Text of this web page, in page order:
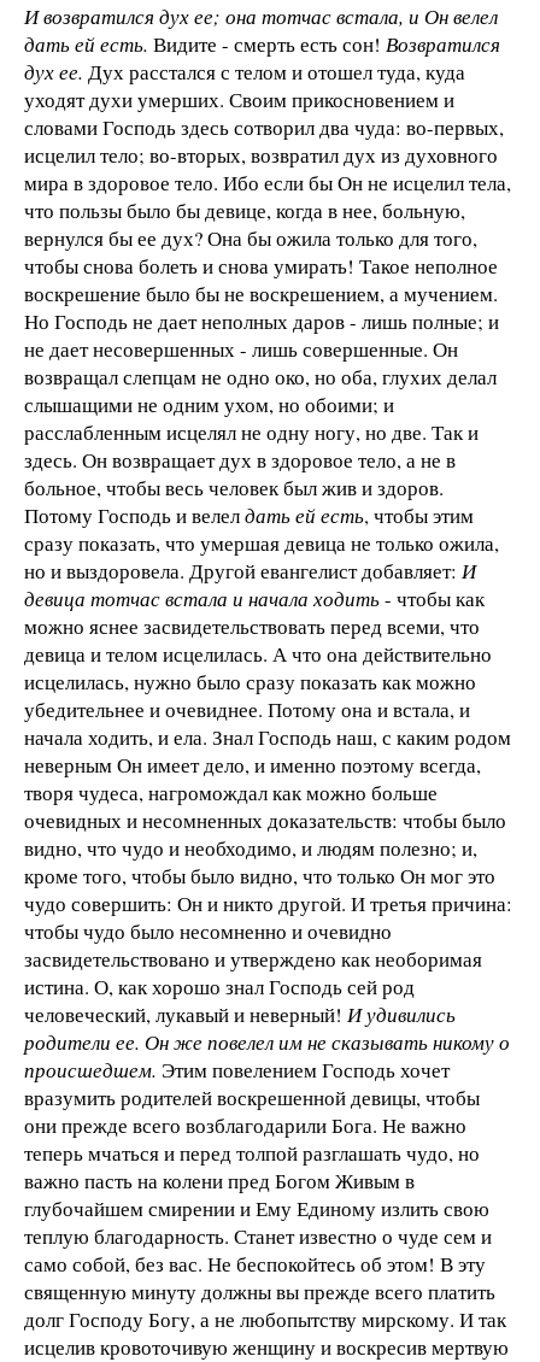
И возвратился дух ее; она тотчас встала, и Он велел
дать ей есть. Видите - смерть есть сон! Возвратился
дух ее. Дух расстался с телом и отошел туда, куда
уходят духи умерших. Своим прикосновением и
словами Господь здесь сотворил два чуда: во-первых,
исцелил тело; во-вторых, возвратил дух из духовного
мира в здоровое тело. Ибо если бы Он не исцелил тела,
что пользы было бы девице, когда в нее, больную,
вернулся бы ее дух? Она бы ожила только для того,
чтобы снова болеть и снова умирать! Такое неполное
воскрешение было бы не воскрешением, а мучением.
Но Господь не дает неполных даров - лишь полные; и
не дает несовершенных - лишь совершенные. Он
возвращал слепцам не одно око, но оба, глухих делал
слышащими не одним ухом, но обоими; и
расслабленным исцелял не одну ногу, но две. Так и
здесь. Он возвращает дух в здоровое тело, а не в
больное, чтобы весь человек был жив и здоров.
Потому Господь и велелдать ей есть, чтобы этим
сразу показать, что умершая девица не только ожила,
но и выздоровела. Другой евангелист добавляет: И
девица тотчас встала и начала ходить- чтобы как
можно яснее засвидетельствовать перед всеми, что
девица и телом исцелилась. А что она действительно
исцелилась, нужно было сразу показать как можно
убедительнее и очевиднее. Потому она и встала, и
начала ходить, и ела. Знал Господь наш, с каким родом
неверным Он имеет дело, и именно поэтому всегда,
творя чудеса, нагромождал как можно больше
очевидных и несомненных доказательств: чтобы было
видно, что чудо и необходимо, и людям полезно; и,
кроме того, чтобы было видно, что только Он мог это
чудо совершить: Он и никто другой. И третья причина:
чтобы чудо было несомненно и очевидно
засвидетельствовано и утверждено как необоримая
истина. О, как хорошо знал Господь сей род
человеческий, лукавый и неверный! И удивились
родители ее. Он же повелел им не сказывать никому о
происшедшем. Этим повелением Господь хочет
вразумить родителей воскрешенной девицы, чтобы
они прежде всего возблагодарили Бога. Не важно
теперь мчаться и перед толпой разглашать чудо, но
важно пасть на колени пред Богом Живым в
глубочайшем смирении и Ему Единому излить свою
теплую благодарность. Станет известно о чуде сем и
само собой, без вас. Не беспокойтесь об этом! В эту
священную минуту должны вы прежде всего платить
долг Господу Богу, а не любопытству мирскому. И так
исцелив кровоточивую женщину и воскресив мертвую